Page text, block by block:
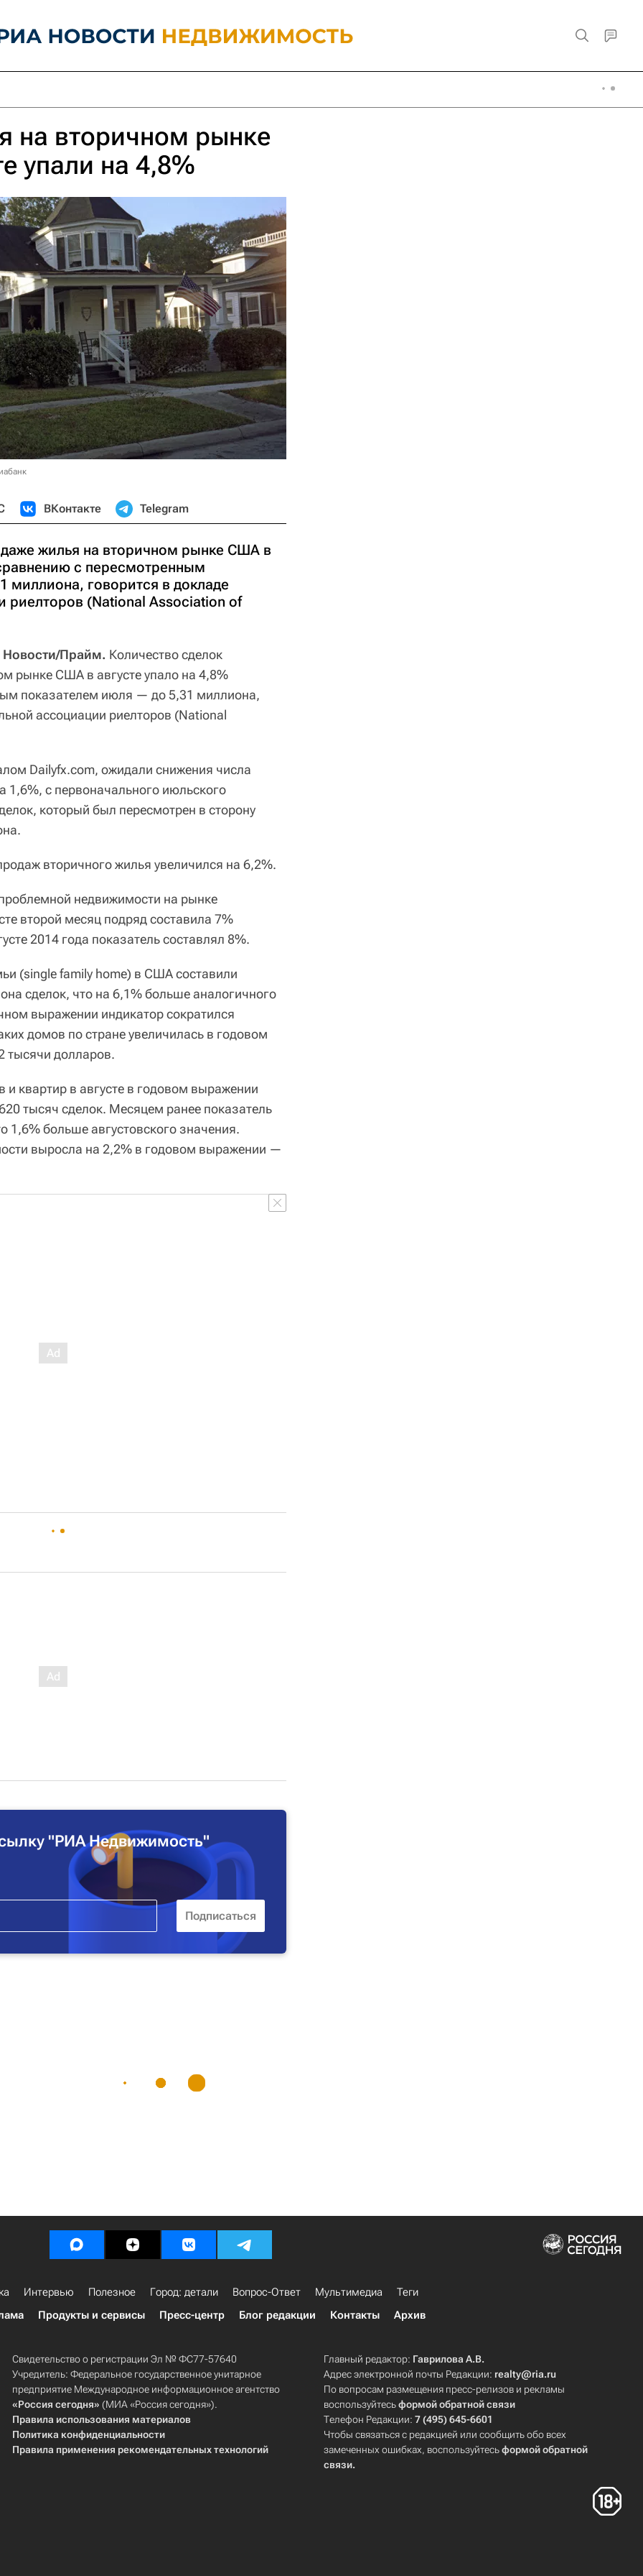
на вторичном рынке
упали на 4,8%
ВКонтакте Telegram
жилья на вторичном рынке США в
с пересмотренным
миллиона, говорится в докладе
риелторов (National Association of
Прайм. Количество сделок
рынке США в августе упало на 4,8%
показателем июля — до 5,31 миллиона,
ассоциации риелторов (National
Dailyfx.com, ожидали снижения числа
1,6%, с первоначального июльского
который был пересмотрен в сторону
вторичного жилья увеличился на 6,2%.
недвижимости на рынке
второй месяц подряд составила 7%
2014 года показатель составлял 8%.
(single family home) в США составили
сделок, что на 6,1% больше аналогичного
выражении индикатор сократился
домов по стране увеличилась в годовом
тысячи долларов.
квартир в августе в годовом выражении
тысяч сделок. Месяцем ранее показатель
1,6% больше августовского значения.
выросла на 2,2% в годовом выражении —
"РИА Недвижимость"
Интервью Полезное Город: детали Вопрос-Ответ Мультимедиа
Теги
Продукты и сервисы Пресс-центр Блог редакции Контакты Архив
Свидетельство о регистрации Эл № ФС77-57640
Учредитель: Федеральное государственное унитарное
предприятие Международное информационное агентство
«Россия сегодня» (МИА «Россия сегодня»).
Правила использования материалов
Политика конфиденциальности
Правила применения рекомендательных технологий
Главный редактор: Гаврилова А.В.
Адрес электронной почты Редакции: realty@ria.ru
По вопросам размещения пресс-релизов и рекламы
воспользуйтесьформой обратной связи
Телефон Редакции:7 (495) 645-6601
Чтобы связаться с редакцией или сообщить обо всех
замеченных ошибках, воспользуйтесьформой обратной
связи.